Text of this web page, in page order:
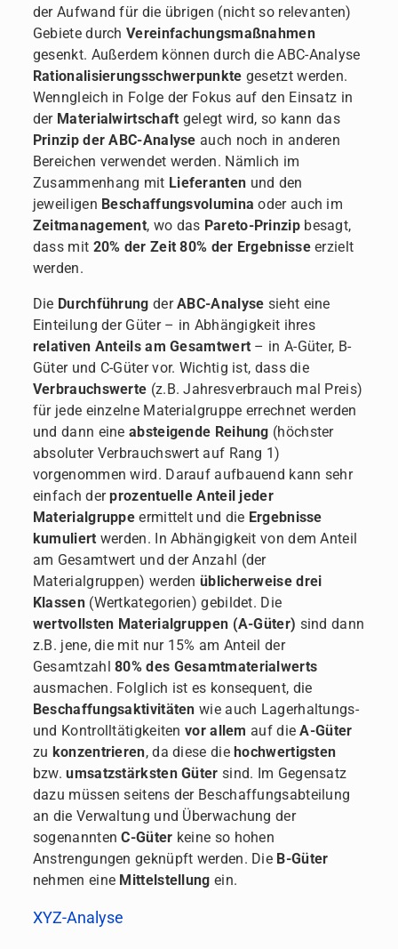
der Aufwand für die übrigen (nicht so relevanten)
Gebiete durchVereinfachungsmaßnahmen
gesenkt. Außerdem können durch die ABC-Analyse
Rationalisierungsschwerpunkte gesetzt werden.
Wenngleich in Folge der Fokus auf den Einsatz in
der Materialwirtschaft gelegt wird, so kann das
Prinzip der ABC-Analyse auch noch in anderen
Bereichen verwendet werden. Nämlich im
Zusammenhang mit Lieferanten und den
jeweiligen Beschaffungsvolumina oder auch im
Zeitmanagement, wo das Pareto-Prinzipbesagt,
dass mit 20% der Zeit 80% der Ergebnisseerzielt
werden.
Die Durchführung derABC-Analyse sieht eine
Einteilung der Güter – in Abhängigkeit ihres
relativen Anteils am Gesamtwert – in A-Güter, B-
Güter und C-Güter vor. Wichtig ist, dass die
Verbrauchswerte (z.B. Jahresverbrauch mal Preis)
für jede einzelne Materialgruppe errechnet werden
und dann eineabsteigende Reihung (höchster
absoluter Verbrauchswert auf Rang 1)
vorgenommen wird. Darauf aufbauend kann sehr
einfach derprozentuelle Anteil jeder
Materialgruppe ermittelt und die Ergebnisse
kumuliert werden. In Abhängigkeit von dem Anteil
am Gesamtwert und der Anzahl (der
Materialgruppen) werdenüblicherweise drei
Klassen(Wertkategorien) gebildet. Die
wertvollsten Materialgruppen (A-Güter) sind dann
z.B. jene, die mit nur 15% am Anteil der
Gesamtzahl80% des Gesamtmaterialwerts
ausmachen. Folglich ist es konsequent, die
Beschaffungsaktivitäten wie auch Lagerhaltungs-
und Kontrolltätigkeitenvor allem auf dieA-Güter
zu konzentrieren, da diese diehochwertigsten
bzw.umsatzstärksten Güter sind. Im Gegensatz
dazu müssen seitens der Beschaffungsabteilung
an die Verwaltung und Überwachung der
sogenanntenC-Güter keine so hohen
Anstrengungen geknüpft werden. Die B-Güter
nehmen eine Mittelstellung ein.
XYZ-Analyse